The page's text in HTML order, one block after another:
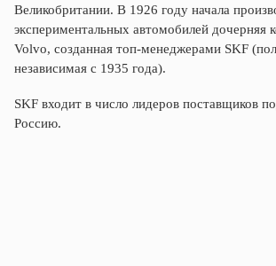
Великобритании. В 1926 году начала
экспериментальных автомобилей
Volvo, созданная топ-менеджерами SKF
независимая с 1935 года).
SKF входит в число лидеров поставщиков
Россию.